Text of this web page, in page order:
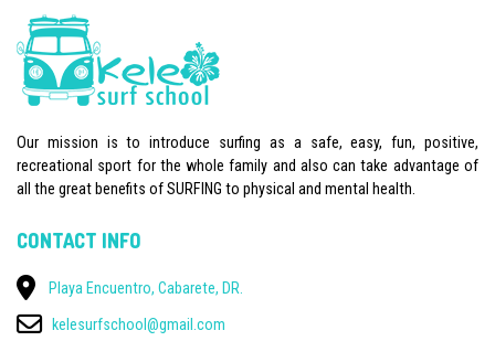
Our mission is to introduce surfing as a safe, easy, fun, positive,
recreational sport for the whole family and also can take advantage of
all the great benefits of SURFING to physical and mental health.
CONTACT INFO
Playa Encuentro, Cabarete, DR.
kelesurfschool@gmail.com